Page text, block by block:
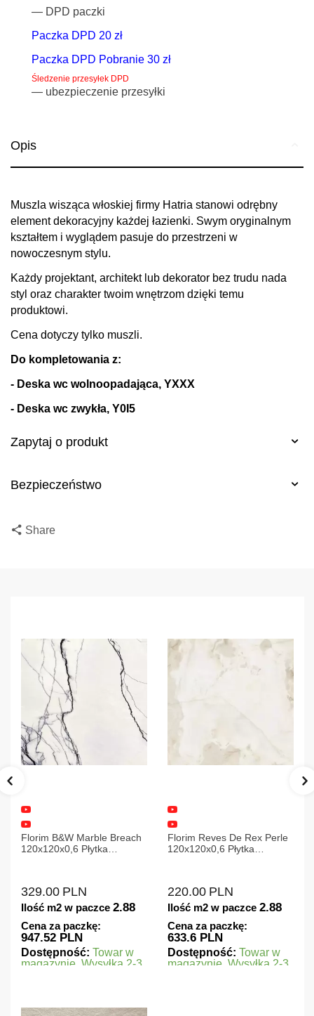
— DPD paczki
Paczka DPD 20 zł
Paczka DPD Pobranie 30 zł
Śledzenie przesyłek DPD
— ubezpieczenie przesyłki
Opis
Muszla wisząca włoskiej firmy Hatria stanowi odrębny
element dekoracyjny każdej łazienki. Swym oryginalnym
kształtem i wyglądem pasuje do przestrzeni w
nowoczesnym stylu.
Każdy projektant, architekt lub dekorator bez trudu nada
styl oraz charakter twoim wnętrzom dzięki temu
produktowi.
Cena dotyczy tylko muszli.
Do kompletowania z:
- Deska wc wolnoopadająca, YXXX
- Deska wc zwykła, Y0I5
Zapytaj o produkt
Bezpieczeństwo
Share
Florim Reves De Rex Perle
120x120x0,6 Płytka
220.00 PLN
Ilość m2 w paczce 2.88
Cena za paczkę:
633.6 PLN
Dostępność: Towar w
magazynie. Wysyłka 2-3
59,6x59,6 Płytka gresowa
matowa
Ilość m2 w paczce
Cena za paczkę:
340.8 PLN
Dostępność:
zamówienie. Zapytaj o
czas realizacji